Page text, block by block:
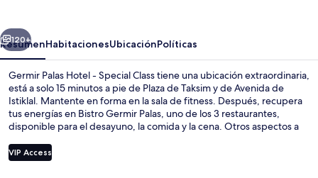
Special
Class
Siguiente
120+
ResumenHabitacionesUbicaciónPolíticas
Germir Palas Hotel - Special Class tiene una ubicación extraordinaria,
está a solo 15 minutos a pie de Plaza de Taksim y de Avenida de
Istiklal. Mantente en forma en la sala de fitness. Después, recupera
tus energías en Bistro Germir Palas, uno de los 3 restaurantes,
disponible para el desayuno, la comida y la cena. Otros aspectos a
visitantes hablan maravillas de las amenidades y características como
el personal amable y la ubicación. La propiedad está a una corta
VIP Access